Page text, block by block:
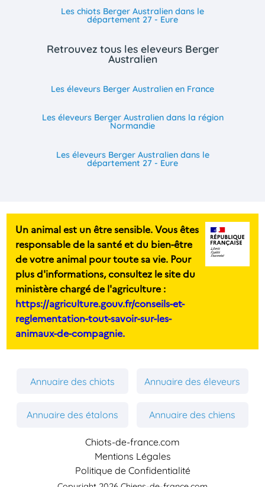
Les chiots Berger Australien dans le
département 27 - Eure
Retrouvez tous les eleveurs Berger
Australien
Les éleveurs Berger Australien en France
Les éleveurs Berger Australien dans la région
Normandie
Les éleveurs Berger Australien dans le
département 27 - Eure
Un animal est un être sensible. Vous êtes
responsable de la santé et du bien-être
de votre animal pour toute sa vie. Pour
plus d'informations, consultez le site du
ministère chargé de l'agriculture :
https://agriculture.gouv.fr/conseils-et-
reglementation-tout-savoir-sur-les-
animaux-de-compagnie.
Annuaire des chiots Annuaire des éleveurs
Annuaire des étalons Annuaire des chiens
Chiots-de-france.com
Mentions Légales
Politique de Confidentialité